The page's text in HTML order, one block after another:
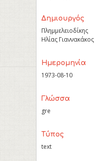
Δημιουργός
Πλημμελειοδίκης
Ηλίας Γιαννακάκος
Ημερομηνία
1973-08-10
Γλώσσα
gre
Τύπος
text